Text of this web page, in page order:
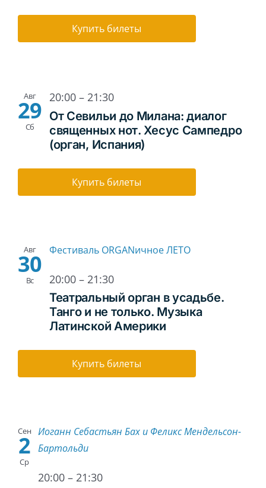
Купить билеты
Авг
29
Сб
20:00 – 21:30
От Севильи до Милана: диалог
священных нот. Хесус Сампедро
(орган, Испания)
Купить билеты
Авг
30
Вс
Фестиваль ORGANичное ЛЕТО
20:00 – 21:30
Театральный орган в усадьбе.
Танго и не только. Музыка
Латинской Америки
Купить билеты
Сен
2
Ср
Иоганн Себастьян Бах и Феликс Мендельсон-
Бартольди
20:00– 21:30